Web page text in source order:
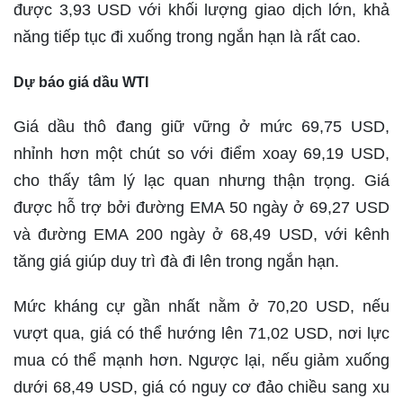
được 3,93 USD với khối lượng giao dịch lớn, khả
năng tiếp tục đi xuống trong ngắn hạn là rất cao.
Dự báo giá dầu WTI
Giá dầu thô đang giữ vững ở mức 69,75 USD,
nhỉnh hơn một chút so với điểm xoay 69,19 USD,
cho thấy tâm lý lạc quan nhưng thận trọng. Giá
được hỗ trợ bởi đường EMA 50 ngày ở 69,27 USD
và đường EMA 200 ngày ở 68,49 USD, với kênh
tăng giá giúp duy trì đà đi lên trong ngắn hạn.
Mức kháng cự gần nhất nằm ở 70,20 USD, nếu
vượt qua, giá có thể hướng lên 71,02 USD, nơi lực
mua có thể mạnh hơn. Ngược lại, nếu giảm xuống
dưới 68,49 USD, giá có nguy cơ đảo chiều sang xu